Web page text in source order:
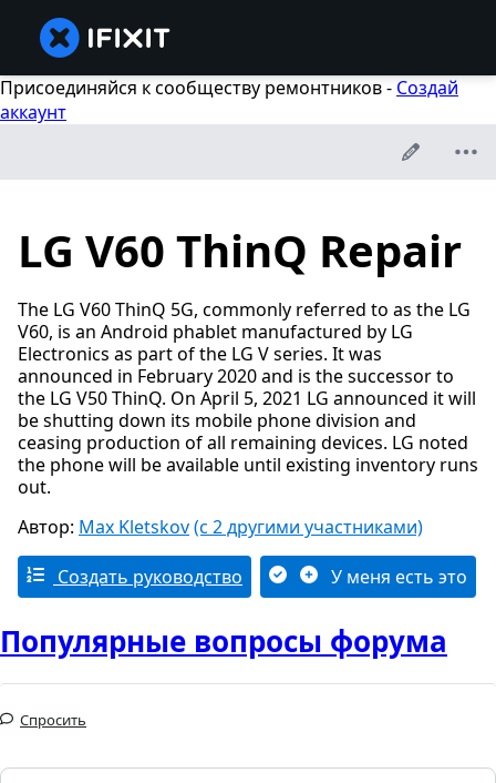
Присоединяйся к сообществу ремонтников - Создай
аккаунт
LG V60 ThinQ Repair
The LG V60 ThinQ 5G, commonly referred to as the LG
V60, is an Android phablet manufactured by LG
Electronics as part of the LG V series. It was
announced in February 2020 and is the successor to
the LG V50 ThinQ. On April 5, 2021 LG announced it will
be shutting down its mobile phone division and
ceasing production of all remaining devices. LG noted
the phone will be available until existing inventory runs
out.
Автор: Max Kletskov(с 2 другими участниками)
Создать руководство У меня есть это
Популярные вопросы форума
Спросить